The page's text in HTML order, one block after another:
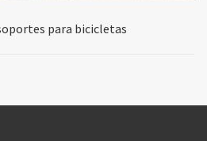
para bicicletas